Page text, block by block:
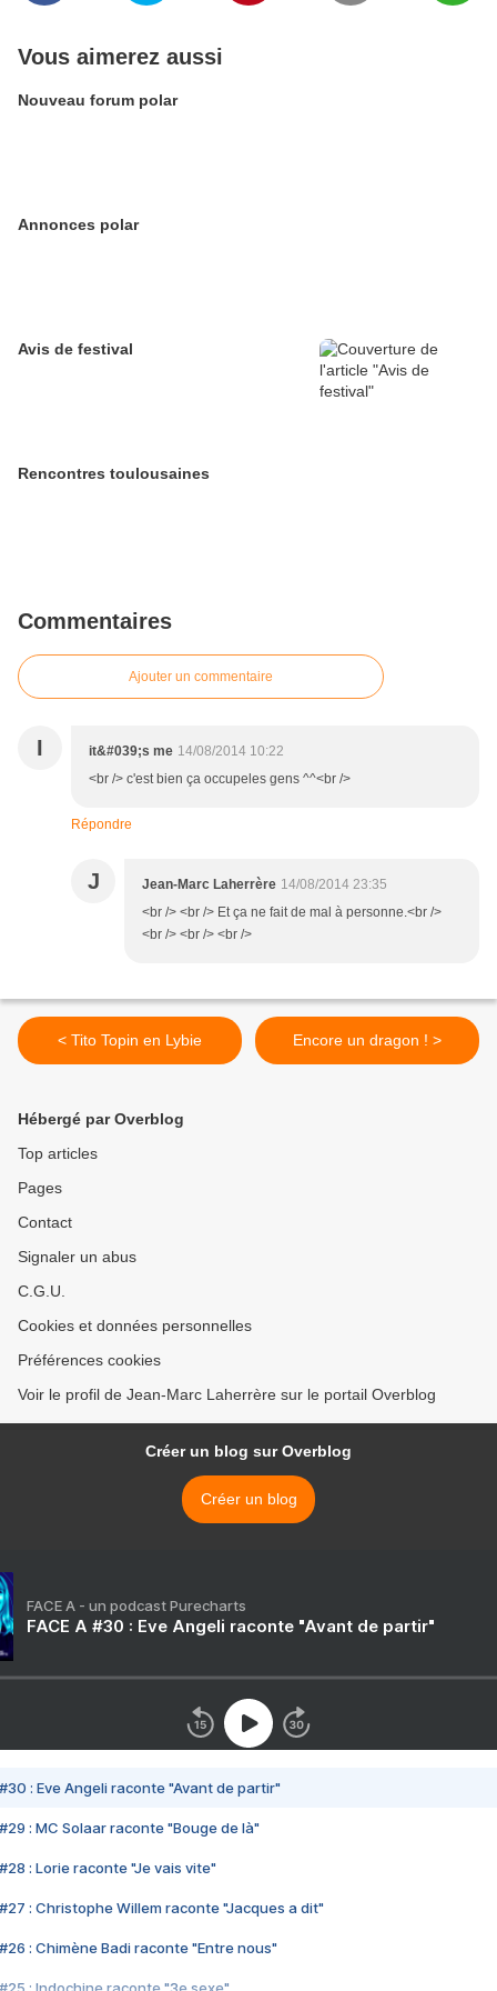
Vous aimerez aussi
Nouveau forum polar
Annonces polar
Avis de festival
Rencontres toulousaines
Commentaires
Ajouter un commentaire
I it&#039;s me 14/08/2014 10:22
<br /> c'est bien ça occupeles gens ^^<br />
Répondre
J Jean-Marc Laherrère 14/08/2014 23:35
<br /> <br /> Et ça ne fait de mal à personne.<br />
<br /> <br /> <br />
< Tito Topin en Lybie Encore un dragon ! >
Hébergé par Overblog
Top articles
Pages
Contact
Signaler un abus
C.G.U.
Cookies et données personnelles
Préférences cookies
Voir le profil de Jean-Marc Laherrère sur le portail Overblog
Créer un blog sur Overblog
Créer un blog
FACE A - un podcast Purecharts
FACE A #30 : Eve Angeli raconte "Avant de partir"
#30 : Eve Angeli raconte "Avant de partir"
#29 : MC Solaar raconte "Bouge de là"
#28 : Lorie raconte "Je vais vite"
#27 : Christophe Willem raconte "Jacques a dit"
#26 : Chimène Badi raconte "Entre nous"